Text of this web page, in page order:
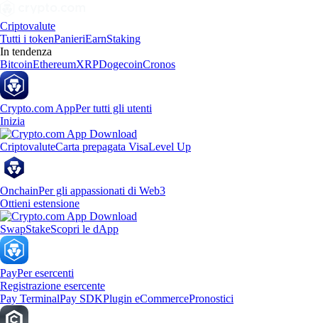
Criptovalute
Tutti i tokenPanieriEarnStaking
In tendenza
BitcoinEthereumXRPDogecoinCronos
Crypto.com AppPer tutti gli utenti
Inizia
CriptovaluteCarta prepagata VisaLevel Up
OnchainPer gli appassionati di Web3
Ottieni estensione
SwapStakeScopri le dApp
PayPer esercenti
Registrazione esercente
Pay TerminalPay SDKPlugin eCommercePronostici